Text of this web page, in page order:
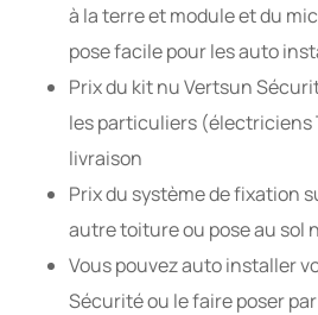
à la terre et module et du
pose facile pour les auto
Prix du kit nu Vertsun
les particuliers (électriciens
livraison
Prix du système de fixation
autre toiture ou pose au sol
Vous pouvez auto installer
Sécurité ou le faire poser